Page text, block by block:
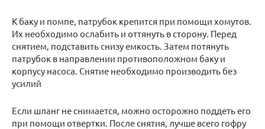
К баку и помпе, патрубок крепится при помощи хомутов.
Их необходимо ослабить и оттянуть в сторону. Перед
снятием, подставить снизу емкость. Затем потянуть
патрубок в направлении противоположном баку и
корпусу насоса. Снятие необходимо производить без
усилий
Если шланг не снимается, можно осторожно поддеть его
при помощи отвертки. После снятия, лучше всего гофру